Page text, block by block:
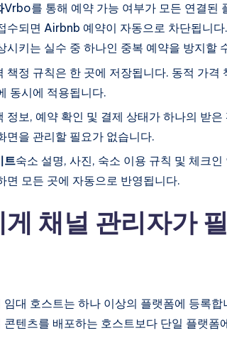
Vrbo를 통해 예약 가능 여부가 모든 연결된
수되면 Airbnb 예약이 자동으로 차단됩니
시키는 실수 중 하나인 중복 예약을 방지할
책정 규칙은 한 곳에 저장됩니다. 동적 가
동시에 적용됩니다.
정보, 예약 확인 및 결제 상태가 하나의 받
면을 관리할 필요가 없습니다.
트숙소 설명, 사진, 숙소 이용 규칙 및 체크
면 모든 곳에 자동으로 반영됩니다.
채널 관리자가
대 호스트는 하나 이상의 플랫폼에 등록합
콘텐츠를 배포하는 호스트보다 단일 플랫